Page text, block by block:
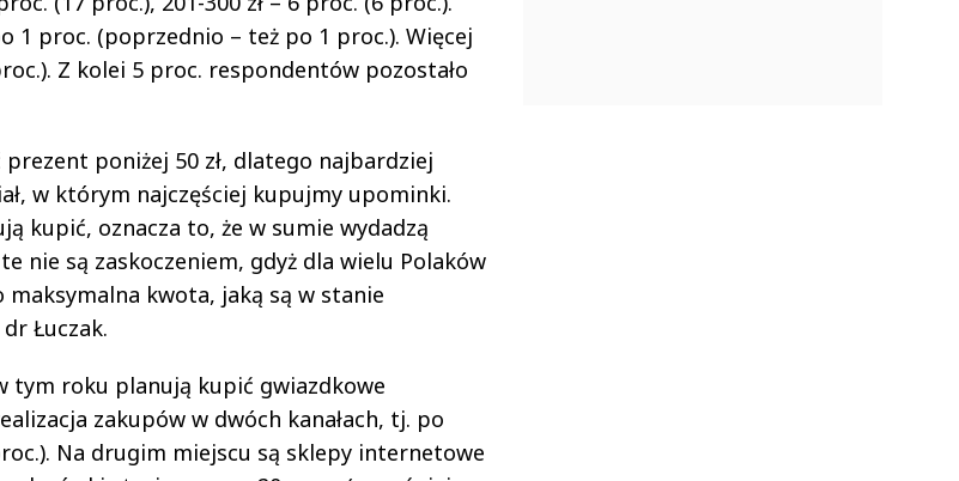
1 proc. (poprzednio – też po 1 proc.). Więcej
Z kolei 5 proc. respondentów pozostało
poniżej 50 zł, dlatego najbardziej
w którym najczęściej kupujmy upominki.
kupić, oznacza to, że w sumie wydadzą
nie są zaskoczeniem, gdyż dla wielu Polaków
kwota, jaką są w stanie
Łuczak.
tym roku planują kupić gwiazdkowe
zakupów w dwóch kanałach, tj. po
Na drugim miejscu są sklepy internetowe